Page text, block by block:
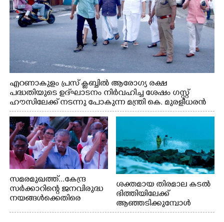
എറണാകുളം പ്രസ് ക്ലബ്ബിൽ ആരോഗ്യ രക്ഷ
പദ്ധതിയുടെ ഉദ്‌ഘാടനം നിർവഹിച്ച ശേഷം ഗസ്റ്റ്
ഹൗസിലേക്ക് നടന്നു പോകുന്ന മന്ത്രി കെ. മുരളീധരൻ
സമരമുഖത്ത്...കേന്ദ്ര
സർക്കാറിന്റെ ജനവിരുദ്ധ
നയങ്ങൾക്കെതിരെ
ശക്തമായ തിരമാല കടൽ
ഭിത്തിയിലേക്ക്
ആഞ്ഞടിക്കുമ്പോൾ
അപകടകരമായ രീതിയിൽ